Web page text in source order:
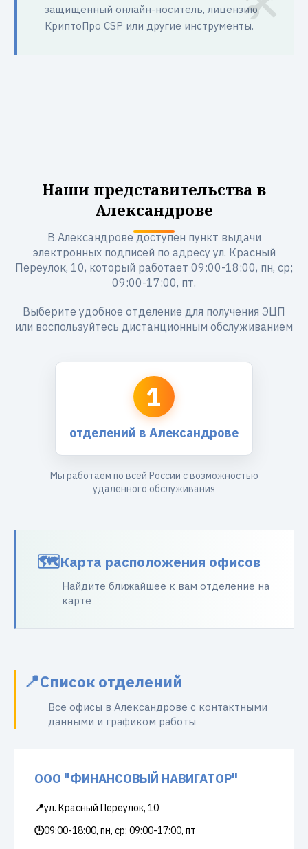
защищенный онлайн-носитель, лицензию
КриптоПро CSP или другие инструменты.
Наши представительства в
Александрове
В Александрове доступен пункт выдачи
электронных подписей по адресу ул. Красный
Переулок, 10, который работает 09:00-18:00, пн, ср;
09:00-17:00, пт.
Выберите удобное отделение для получения ЭЦП
или воспользуйтесь дистанционным обслуживанием
1
отделений в Александрове
Мы работаем по всей России с возможностью
удаленного обслуживания
Карта расположения офисов
Найдите ближайшее к вам отделение на
карте
Список отделений
Все офисы в Александрове с контактными
данными и графиком работы
ООО "ФИНАНСОВЫЙ НАВИГАТОР"
📍ул. Красный Переулок, 10
🕒09:00-18:00, пн, ср; 09:00-17:00, пт